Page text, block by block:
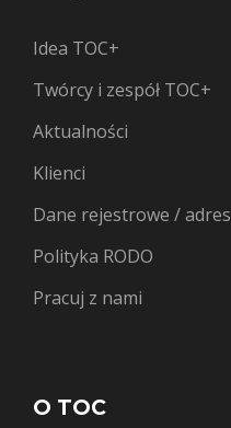
Idea TOC+
Twórcy i zespół TOC+
Aktualności
Klienci
Dane rejestrowe / adres
Polityka RODO
Pracuj z nami
O TOC